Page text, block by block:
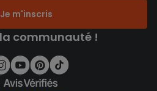
Je m'inscris
communauté !